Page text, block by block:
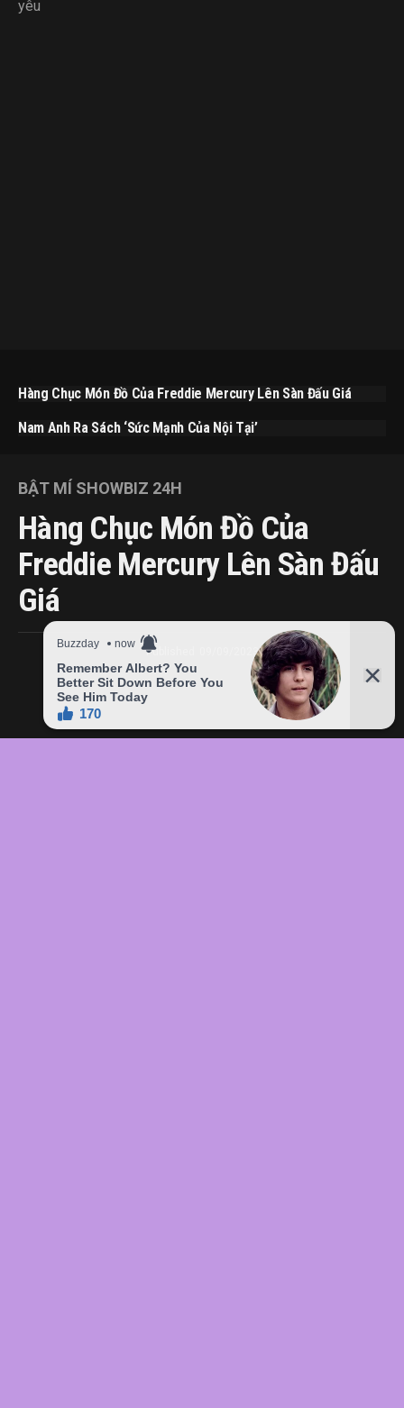
yêu
Hàng Chục Món Đồ Của Freddie Mercury Lên Sàn Đấu Giá
Nam Anh Ra Sách ‘Sức Mạnh Của Nội Tại’
BẬT MÍ SHOWBIZ 24H
Hàng Chục Món Đồ Của
Freddie Mercury Lên Sàn Đấu
Giá
Published 09/09/2023